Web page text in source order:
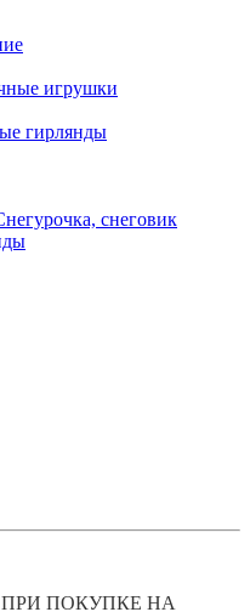
игрушки
гирлянды
снеговик
ПОКУПКЕ НА